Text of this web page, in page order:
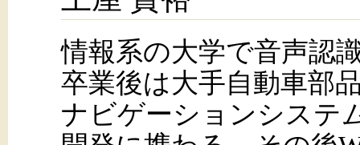
情報系の大学で音声認
卒業後は大手自動車部
ナビゲーションシステ